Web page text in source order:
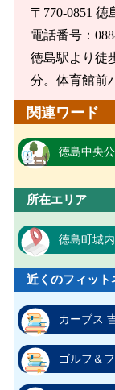
〒770-0851
電話番号：
徳島駅より徒
分。体育館前
関連ワード
徳島中央
所在エリア
徳島町城内
近くのフィット
カーブス
ゴルフ＆